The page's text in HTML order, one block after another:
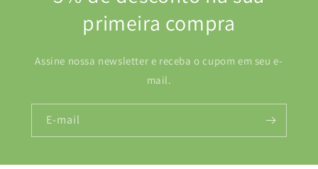
primeira compra
Assine nossa newsletter e receba o cupom em seu e-
mail.
E-mail